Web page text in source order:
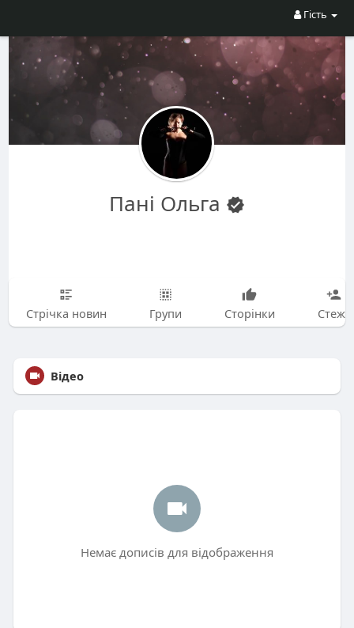
Гість
Пані Ольга
Стрічка новин Групи Сторінки Стежу
Відео
Немає дописів для відображення